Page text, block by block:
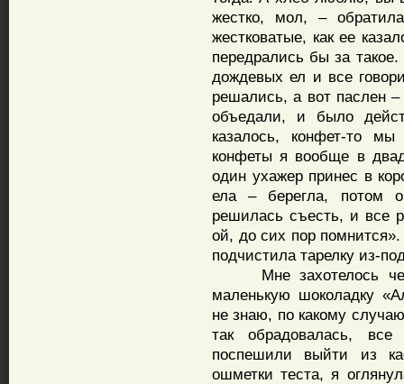
жестко, мол, –
жестковатые, как ее
передрались бы за
дождевых ел и все
решались, а вот паслен
объедали, и было
казалось, конфет-то
конфеты я вообще в
один ухажер принес в
ела – берегла, потом
решилась съесть, и все
ой, до сих пор
подчистила тарелку из-
Мне захотелось
маленькую шоколадку
не знаю, по какому
так обрадовалась,
поспешили выйти из
ошметки теста, я